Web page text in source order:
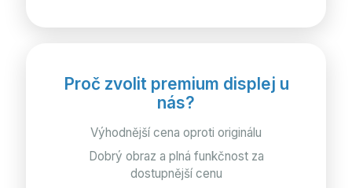
Proč zvolit premium displej u
nás?
Výhodnější cena oproti originálu
Dobrý obraz a plná funkčnost za
dostupnější cenu